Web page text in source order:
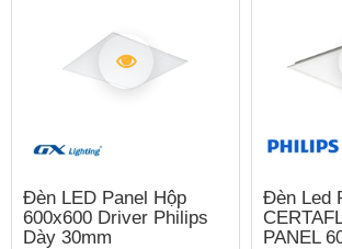
Đèn LED Panel Hộp
600x600 Driver Philips
Dày 30mm
Đèn Led
PANEL